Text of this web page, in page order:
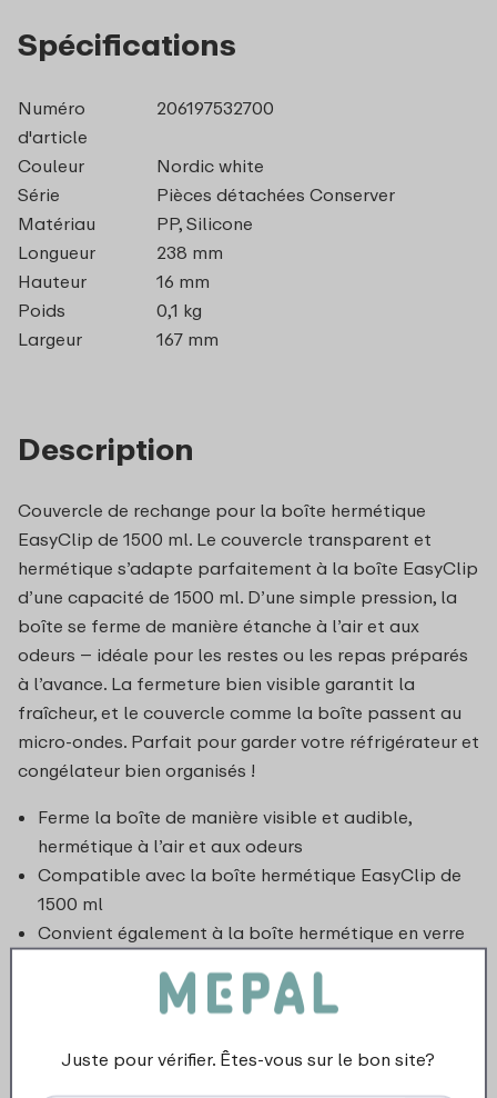
Description
Couvercle de rechange pour la boîte hermétique
EasyClip de 1500 ml. Le couvercle transparent et
hermétique s’adapte parfaitement à la boîte EasyClip
d’une capacité de 1500 ml. D’une simple pression, la
boîte se ferme de manière étanche à l’air et aux
odeurs – idéale pour les restes ou les repas préparés
à l’avance. La fermeture bien visible garantit la
fraîcheur, et le couvercle comme la boîte passent au
micro-ondes. Parfait pour garder votre réfrigérateur et
congélateur bien organisés !
Ferme la boîte de manière visible et audible,
hermétique à l’air et aux odeurs
Compatible avec la boîte hermétique EasyClip de
1500 ml
Convient également à la boîte hermétique en verre
Spécifications
Numéro
d'article
206197532700
Couleur
Nordic white
Série
Pièces détachées Conserver
Matériau
PP, Silicone
Longueur
238 mm
Hauteur
16 mm
Poids
0,1 kg
Largeur
167 mm
Juste pour vérifier. Êtes-vous sur le bon site?